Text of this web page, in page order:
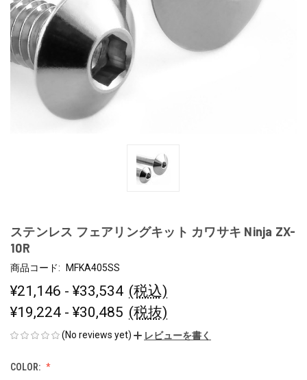
ステンレス フェアリングキット カワサキ Ninja ZX-
10R
商品コード: MFKA405SS
¥21,146 - ¥33,534 (税込)
¥19,224 - ¥30,485 (税抜)
(No reviews yet) レビューを書く
COLOR: